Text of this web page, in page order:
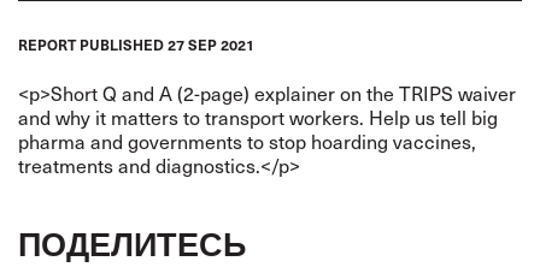
REPORT PUBLISHED27 SEP 2021
<p>Short Q and A (2-page) explainer on the TRIPS waiver
and why it matters to transport workers. Help us tell big
pharma and governments to stop hoarding vaccines,
treatments and diagnostics.</p>
ПОДЕЛИТЕСЬ